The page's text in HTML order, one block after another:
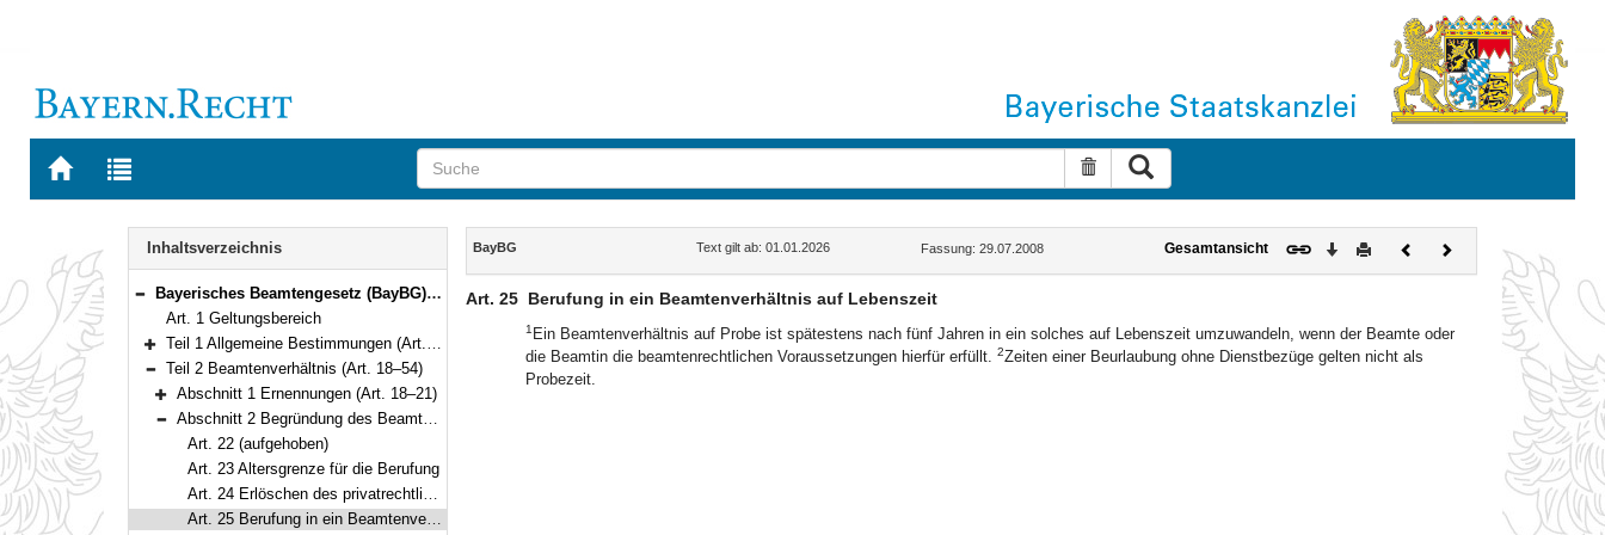
Zur
BAYERN.RECHT
Zur
letzten
Suche zurücksetzen
Navigation
Inhaltsverzeichnis
Bereich reduzieren
Bayerisches Beamtengesetz (BayBG) Vom 29. Juli 2008 (GVBl. S. 500) BayRS 2030-1-1-F (Art. 1–147)
Art. 1 Geltungsbereich
Bereich erweitern
Teil 1 Allgemeine Bestimmungen (Art. 2–17)
Bereich reduzieren
Teil 2 Beamtenverhältnis (Art. 18–54)
Bereich erweitern
Abschnitt 1 Ernennungen (Art. 18–21)
Bereich reduzieren
Abschnitt 2 Begründung des Beamtenverhältnisses (Art. 22–25)
Art. 22 (aufgehoben)
Art. 23 Altersgrenze für die Berufung
Art. 24 Erlöschen des privatrechtlichen Arbeitsverhältnisses zum Dienstherrn
Art. 25 Berufung in ein Beamtenverhältnis auf Lebenszeit
Inhalt
BayBG Text gilt ab: 01.01.2026 Fassung: 29.07.2008 Gesamtansicht Download
DruckenVorherigesNächstes
Dokument
Art. 25 Berufung in ein Beamtenverhältnis auf Lebenszeit
1 Ein Beamtenverhältnis auf Probe ist spätestens nach fünf Jahren in ein solches auf Lebenszeit umzuwandeln, wenn der Beamte oder
die Beamtin die beamtenrechtlichen Voraussetzungen hierfür erfüllt. 2Zeiten einer Beurlaubung ohne Dienstbezüge gelten nicht als
Probezeit.